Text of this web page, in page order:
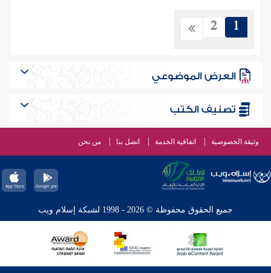
1
2
العرض الموضوعي
تصنيف الكتب
وثيقة الخصوصية اتفاقية الخدمة اتصل بنا من نحن
جميع الحقوق محفوظة © 2026 - 1998 لشبكة إسلام ويب